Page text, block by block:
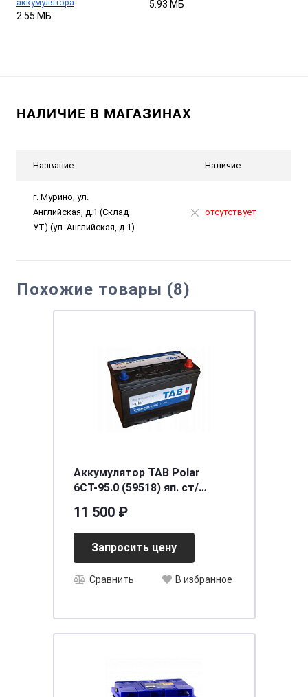
аккумулятора
2.55 МБ
5.93 МБ
НАЛИЧИЕ В МАГАЗИНАХ
Название Наличие
г. Мурино, ул.
Английская, д.1 (Склад
УТ) (ул. Английская, д.1)
отсутствует
Похожие товары (8)
Аккумулятор TAB Polar
6СТ-95.0 (59518) яп. ст/
11 500 ₽
Запросить цену
Сравнить В избранное